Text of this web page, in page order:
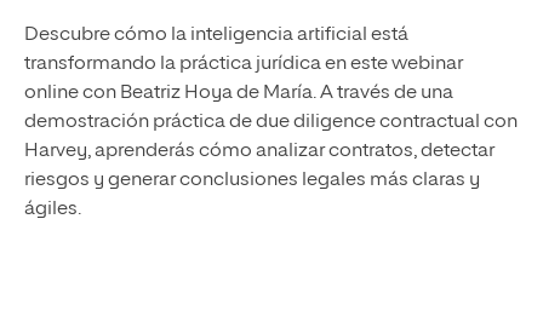
Descubre cómo la inteligencia artificial está
transformando la práctica jurídica en este webinar
online con Beatriz Hoya de María. A través de una
demostración práctica de due diligence contractual con
Harvey, aprenderás cómo analizar contratos, detectar
riesgos y generar conclusiones legales más claras y
ágiles.